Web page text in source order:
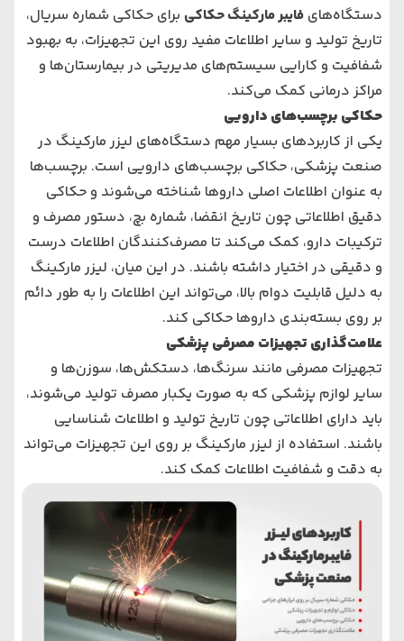
دستگاه‌های فایبر مارکینگ حکاکی برای حکاکی شماره سریال،
تاریخ تولید و سایر اطلاعات مفید روی این تجهیزات، به بهبود
شفافیت و کارایی سیستم‌های مدیریتی در بیمارستان‌ها و
مراکز درمانی کمک می‌کند.
حکاکی برچسب‌های دارویی
یکی از کاربردهای بسیار مهم دستگاه‌های لیزر مارکینگ در
صنعت پزشکی، حکاکی برچسب‌های دارویی است. برچسب‌ها
به عنوان اطلاعات اصلی داروها شناخته می‌شوند و حکاکی
دقیق اطلاعاتی چون تاریخ انقضا، شماره بچ، دستور مصرف و
ترکیبات دارو، کمک می‌کند تا مصرف‌کنندگان اطلاعات درست
و دقیقی در اختیار داشته باشند. در این میان، لیزر مارکینگ
به دلیل قابلیت دوام بالا، می‌تواند این اطلاعات را به طور دائم
بر روی بسته‌بندی داروها حکاکی کند.
علامت‌گذاری تجهیزات مصرفی پزشکی
تجهیزات مصرفی مانند سرنگ‌ها، دستکش‌ها، سوزن‌ها و
سایر لوازم پزشکی که به صورت یکبار مصرف تولید می‌شوند،
باید دارای اطلاعاتی چون تاریخ تولید و اطلاعات شناسایی
باشند. استفاده از لیزر مارکینگ بر روی این تجهیزات می‌تواند
به دقت و شفافیت اطلاعات کمک کند.